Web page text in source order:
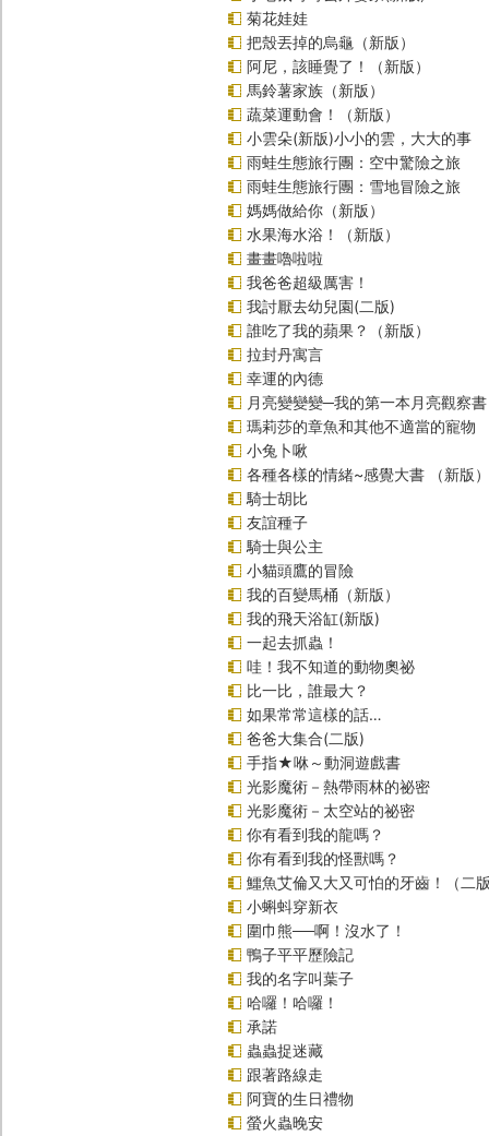
菊花娃娃
把殼丟掉的烏龜（新版）
阿尼，該睡覺了！（新版）
馬鈴薯家族（新版）
蔬菜運動會！（新版）
小雲朵(新版)小小的雲，大大的事
雨蛙生態旅行團：空中驚險之旅
雨蛙生態旅行團：雪地冒險之旅
媽媽做給你（新版）
水果海水浴！（新版）
畫畫嚕啦啦
我爸爸超級厲害！
我討厭去幼兒園(二版)
誰吃了我的蘋果？（新版）
拉封丹寓言
幸運的內德
月亮變變變─我的第一本月亮觀察書
瑪莉莎的章魚和其他不適當的寵物
小兔卜啾
各種各樣的情緒~感覺大書 （新版）
騎士胡比
友誼種子
騎士與公主
小貓頭鷹的冒險
我的百變馬桶（新版）
我的飛天浴缸(新版)
一起去抓蟲！
哇！我不知道的動物奧祕
比一比，誰最大？
如果常常這樣的話…
爸爸大集合(二版)
手指★咻～動洞遊戲書
光影魔術－熱帶雨林的祕密
光影魔術－太空站的祕密
你有看到我的龍嗎？
你有看到我的怪獸嗎？
鱷魚艾倫又大又可怕的牙齒！（二
小蝌蚪穿新衣
圍巾熊──啊！沒水了！
鴨子平平歷險記
我的名字叫葉子
哈囉！哈囉！
承諾
蟲蟲捉迷藏
跟著路線走
阿寶的生日禮物
螢火蟲晚安